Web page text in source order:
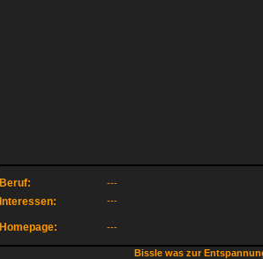
Beruf: ---
Interessen: ---
Homepage: ---
Bissle was zur